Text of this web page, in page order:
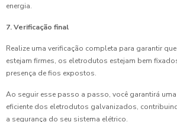
energia.
7. Verificação final
Realize uma verificação completa para garantir
estejam firmes, os eletrodutos estejam bem
presença de fios expostos.
Ao seguir esse passo a passo, você garantirá
eficiente dos eletrodutos galvanizados,
a segurança do seu sistema elétrico.